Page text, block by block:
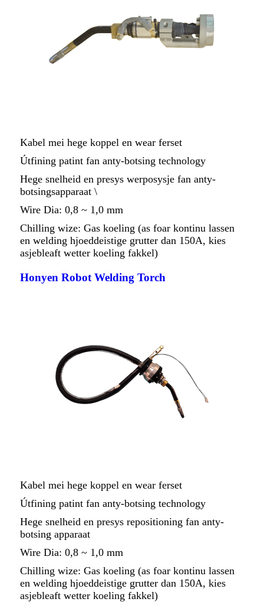
Kabel mei hege koppel en wear ferset
Útfining patint fan anty-botsing technology
Hege snelheid en presys werposysje fan anty-
botsingsapparaat \
Wire Dia: 0,8 ~ 1,0 mm
Chilling wize: Gas koeling (as foar kontinu lassen
en welding hjoeddeistige grutter dan 150A, kies
asjebleaft wetter koeling fakkel)
Honyen Robot Welding Torch
Kabel mei hege koppel en wear ferset
Útfining patint fan anty-botsing technology
Hege snelheid en presys repositioning fan anty-
botsing apparaat
Wire Dia: 0,8 ~ 1,0 mm
Chilling wize: Gas koeling (as foar kontinu lassen
en welding hjoeddeistige grutter dan 150A, kies
asjebleaft wetter koeling fakkel)